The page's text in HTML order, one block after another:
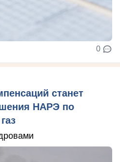
0
станет
НАРЭ по